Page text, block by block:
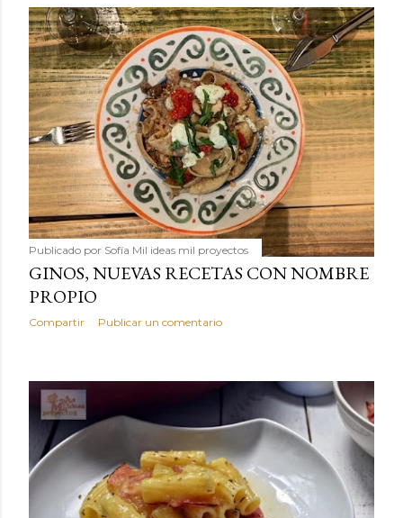
Publicado por Sofía Mil ideas mil proyectos
GINOS, NUEVAS RECETAS CON NOMBRE
PROPIO
Compartir Publicar un comentario